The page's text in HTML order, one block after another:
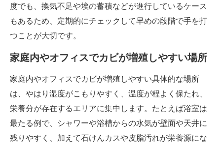
度でも、換気不足や埃の蓄積などが進行しているケース
もあるため、定期的にチェックして早めの段階で手を打
つことが大切です。
家庭内やオフィスでカビが増殖しやすい場所
家庭内やオフィスでカビが増殖しやすい具体的な場所
は、やはり湿度がこもりやすく、温度が程よく保たれ、
栄養分が存在するエリアに集中します。たとえば浴室は
最たる例で、シャワーや浴槽からの水気が壁面や天井に
残りやすく、加えて石けんカスや皮脂汚れが栄養源にな